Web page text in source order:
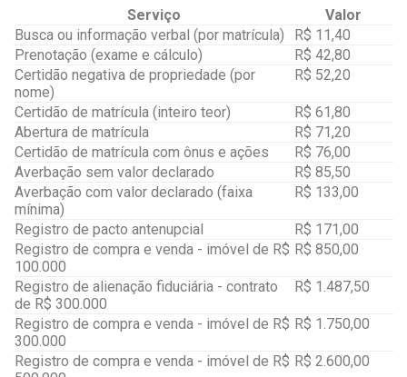
Serviço
Valor
Busca ou informação verbal (por matrícula)
R$ 11,40
Prenotação (exame e cálculo)
R$ 42,80
Certidão negativa de propriedade (por
nome)
R$ 52,20
Certidão de matrícula (inteiro teor)
R$ 61,80
Abertura de matrícula
R$ 71,20
Certidão de matrícula com ônus e ações
R$ 76,00
Averbação sem valor declarado
R$ 85,50
Averbação com valor declarado (faixa
mínima)
R$ 133,00
Registro de pacto antenupcial
R$ 171,00
Registro de compra e venda - imóvel de R$
100.000
R$ 850,00
Registro de alienação fiduciária - contrato
de R$ 300.000
R$ 1.487,50
Registro de compra e venda - imóvel de R$
300.000
R$ 1.750,00
Registro de compra e venda - imóvel de R$ R$ 2.600,00